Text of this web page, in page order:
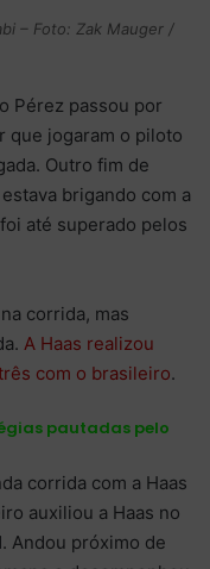
– Foto: Zak Mauger /
Pérez passou por
que jogaram o piloto
Outro fim de
brigando com a
até superado pelos
corrida, mas
A Haas realizou
com o brasileiro.
pautadas pelo
corrida com a Haas
auxiliou a Haas no
Andou próximo de